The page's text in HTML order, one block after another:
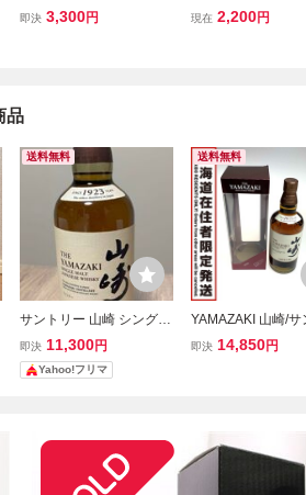
IKKA SESSION 700ml 4
即決 3,300円
RANT グレングラ
現在 2,200円
品
送料無料
サントリー 山崎 シングル
モルト ジャパニーズウイ
スキー 700ml新品未開封
箱無し
即決 11,300円
Yahoo!フリマ
送料無料
YAMAZAKI 山崎/サ
ー 蒸留酒類 ウィス
即決 14,850円